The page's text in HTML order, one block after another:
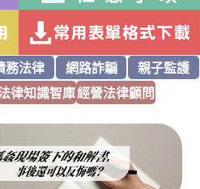
務法律 網路詐騙
親子監護
律知識智庫經營法律顧問